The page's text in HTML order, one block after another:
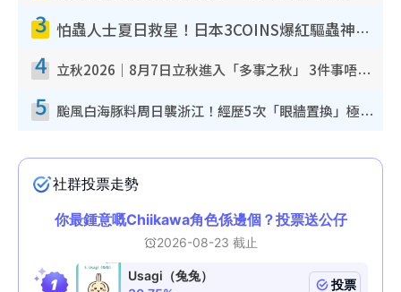
3 怕蟲人士夏日救星！日本3COINS爆紅驅蟲神器$45起 1招「全程免觸碰」輕鬆搞定小強
4 立秋2026｜8月7日立秋進入「多事之秋」 3件事唔做得！專家教6招開運 清枱頭／銀包納氣接好運
5 颱風白海豚料周日襲浙江！經歷5次「眼牆置換」極罕見 成登陸內地最長途颱風